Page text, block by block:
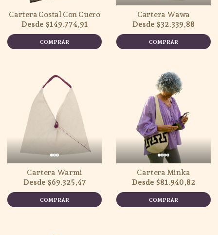
Cartera Costal Con Cuero
$149.774,91
COMPRAR
Cartera Wawa
$32.339,88
COMPRAR
Cartera Warmi
$69.325,47
COMPRAR
Cartera Minka
$81.940,82
COMPRAR